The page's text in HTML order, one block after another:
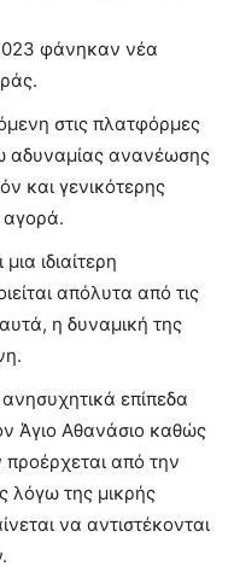
φάνηκαν νέα
στις πλατφόρμες
αδυναμίας ανανέωσης
και γενικότερης
αγορά.
ιδιαίτερη
απόλυτα από τις
η δυναμική της
επίπεδα
Άγιο Αθανάσιο καθώς
από την
λόγω της μικρής
να αντιστέκονται